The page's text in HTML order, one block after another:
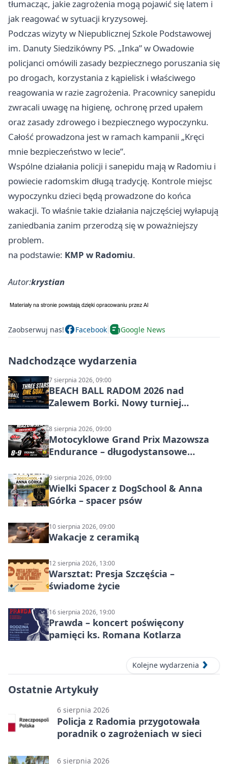
tłumacząc, jakie zagrożenia mogą pojawić się latem i
jak reagować w sytuacji kryzysowej.
Podczas wizyty w Niepublicznej Szkole Podstawowej
im. Danuty Siedzikówny PS. „Inka” w Owadowie
policjanci omówili zasady bezpiecznego poruszania się
po drogach, korzystania z kąpielisk i właściwego
reagowania w razie zagrożenia. Pracownicy sanepidu
zwracali uwagę na higienę, ochronę przed upałem
oraz zasady zdrowego i bezpiecznego wypoczynku.
Całość prowadzona jest w ramach kampanii „Kręci
mnie bezpieczeństwo w lecie”.
Wspólne działania policji i sanepidu mają w Radomiu i
powiecie radomskim długą tradycję. Kontrole miejsc
wypoczynku dzieci będą prowadzone do końca
wakacji. To właśnie takie działania najczęściej wyłapują
zaniedbania zanim przerodzą się w poważniejszy
problem.
na podstawie: KMP w Radomiu.
Autor:krystian
Zaobserwuj nas! Facebook Google News
Nadchodzące wydarzenia
7 sierpnia 2026, 09:00
BEACH BALL RADOM 2026 nad
Zalewem Borki. Nowy turniej
8 sierpnia 2026, 09:00
Motocyklowe Grand Prix Mazowsza
Endurance – długodystansowe
9 sierpnia 2026, 09:00
Wielki Spacer z DogSchool & Anna
Górka – spacer psów
10 sierpnia 2026, 09:00
Wakacje z ceramiką
12 sierpnia 2026, 13:00
Warsztat: Presja Szczęścia –
świadome życie
16 sierpnia 2026, 19:00
Prawda – koncert poświęcony
pamięci ks. Romana Kotlarza
Kolejne wydarzenia
Ostatnie Artykuły
6 sierpnia 2026
Policja z Radomia przygotowała
poradnik o zagrożeniach w sieci
6 sierpnia 2026